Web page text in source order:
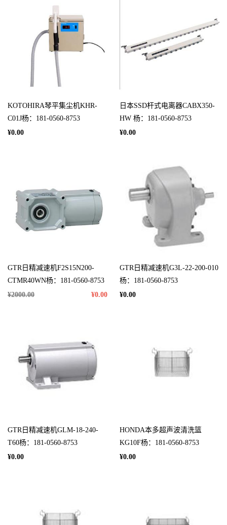
KOTOHIRA琴平集尘机KHR-
C01J杨：181-0560-8753
¥0.00
日本SSD杆式电离器CABX350-
HW 杨：181-0560-8753
¥0.00
GTR日精减速机F2S15N200-
CTMR40WN杨：181-0560-8753
¥2000.00
¥0.00
GTR日精减速机G3L-22-200-010
杨：181-0560-8753
¥0.00
GTR日精减速机GLM-18-240-
T60杨：181-0560-8753
¥0.00
HONDA本多超声波清洗篮
KG10F杨：181-0560-8753
¥0.00